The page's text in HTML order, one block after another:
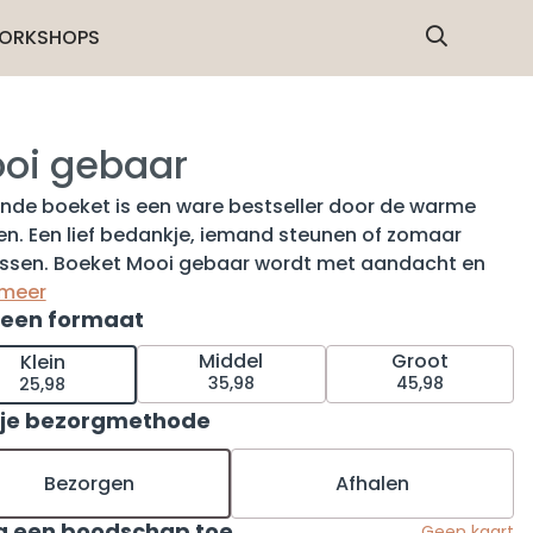
gebaar
boeket is een ware bestseller door de warme
Een lief bedankje, iemand steunen of zomaar
Boeket Mooi gebaar wordt met aandacht en
geschikt voor jou, door de lokale Fleurop bloemist.
Mooi gebaar bevat onder meer een prachtige
roos en alstroemeria. Een glimlach
Tip: bestel onze bijpassende vaas en
de verrassing compleet.
een formaat
Klein
25,98
Middel
35,98
Groot
45,98
je bezorgmethode
Bezorgen Afhalen